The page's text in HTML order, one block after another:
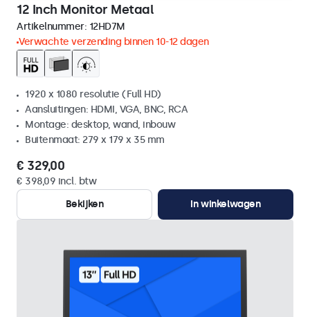
12 Inch Monitor Metaal
Artikelnummer: 12HD7M
Verwachte verzending binnen 10-12 dagen
1920 x 1080 resolutie (Full HD)
Aansluitingen: HDMI, VGA, BNC, RCA
Montage: desktop, wand, inbouw
Buitenmaat: 279 x 179 x 35 mm
€ 329,00
€ 398,09 incl. btw
Bekijken
In winkelwagen